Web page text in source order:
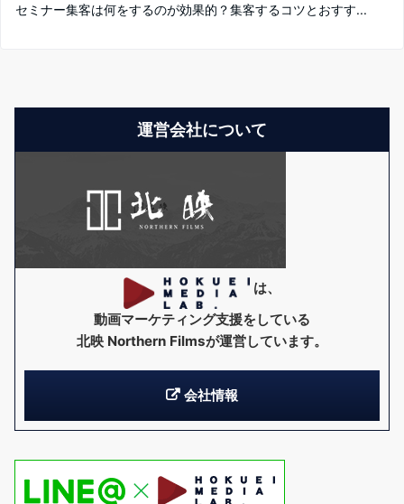
セミナー集客は何をするのが効果的？集客するコツとおすす...
運営会社について
は、
動画マーケティング支援をしている
北映 Northern Filmsが運営しています。
会社情報